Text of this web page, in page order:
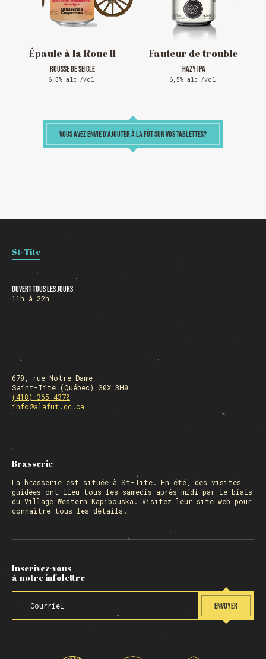
Épaule à la Roue II
ROUSSE DE SEIGLE
6,5% alc./vol.
Fauteur de trouble
HAZY IPA
6,5% alc./vol.
VOUS AVEZ ENVIE D'AJOUTER À LA FÛT SUR VOS TABLETTES?
St-Tite
Ouvert tous les jours
11h à 22h
670, rue Notre-Dame
Saint-Tite (Québec) G0X 3H0
(418) 365-4370
info@alafut.qc.ca
Brasserie
La brasserie est située à St-Tite. En été, des visites
guidées ont lieu tous les samedis après-midi par le biais
du Village Western Kapibouska. Visitez leur site web pour
connaître tous les détails.
Inscrivez-vous
à notre infolettre
ENVOYER